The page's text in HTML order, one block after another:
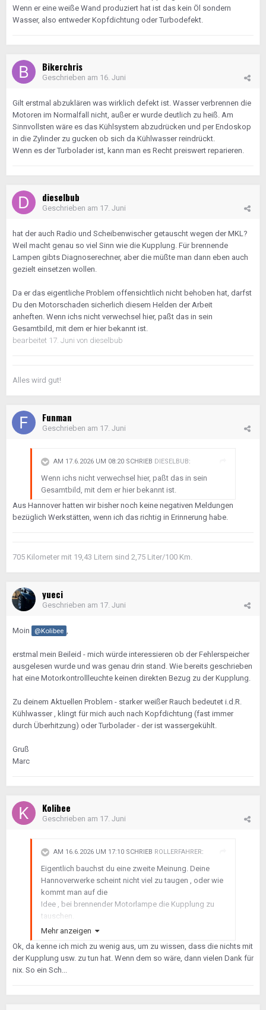
Wenn er eine weiße Wand produziert hat ist das kein Öl sondern
Wasser, also entweder Kopfdichtung oder Turbodefekt.
Bikerchris
Geschrieben am 16. Juni
Gilt erstmal abzuklären was wirklich defekt ist. Wasser verbrennen die
Motoren im Normalfall nicht, außer er wurde deutlich zu heiß. Am
Sinnvollsten wäre es das Kühlsystem abzudrücken und per Endoskop
in die Zylinder zu gucken ob sich da Kühlwasser reindrückt.
Wenn es der Turbolader ist, kann man es Recht preiswert reparieren.
dieselbub
Geschrieben am 17. Juni
hat der auch Radio und Scheibenwischer getauscht wegen der MKL?
Weil macht genau so viel Sinn wie die Kupplung. Für brennende
Lampen gibts Diagnoserechner, aber die müßte man dann eben auch
gezielt einsetzen wollen.
Da er das eigentliche Problem offensichtlich nicht behoben hat, darfst
Du den Motorschaden sicherlich diesem Helden der Arbeit
anheften. Wenn ichs nicht verwechsel hier, paßt das in sein
Gesamtbild, mit dem er hier bekannt ist.
bearbeitet 17. Juni von dieselbub
Alles wird gut!
Funman
Geschrieben am 17. Juni
AM 17.6.2026 UM 08:20 SCHRIEB DIESELBUB:
Wenn ichs nicht verwechsel hier, paßt das in sein
Gesamtbild, mit dem er hier bekannt ist.
Aus Hannover hatten wir bisher noch keine negativen Meldungen
bezüglich Werkstätten, wenn ich das richtig in Erinnerung habe.
705 Kilometer mit 19,43 Litern sind 2,75 Liter/100 Km.
yueci
Geschrieben am 17. Juni
Moin @Kolibee ,
erstmal mein Beileid - mich würde interessieren ob der Fehlerspeicher
ausgelesen wurde und was genau drin stand. Wie bereits geschrieben
hat eine Motorkontrollleuchte keinen direkten Bezug zu der Kupplung.
Zu deinem Aktuellen Problem - starker weißer Rauch bedeutet i.d.R.
Kühlwasser , klingt für mich auch nach Kopfdichtung (fast immer
durch Überhitzung) oder Turbolader - der ist wassergekühlt.
Gruß
Marc
Kolibee
Geschrieben am 17. Juni
AM 16.6.2026 UM 17:10 SCHRIEB ROLLERFAHRER:
Eigentlich bauchst du eine zweite Meinung. Deine
Hannoverwerke scheint nicht viel zu taugen , oder wie
kommt man auf die
Idee , bei brennender Motorlampe die Kupplung zu
tauschen.
Wenn er eine weiße Wand produziert hat ist das kein
Turbodefekt.
Mehr anzeigen
Ok, da kenne ich mich zu wenig aus, um zu wissen, dass die nichts mit
der Kupplung usw. zu tun hat. Wenn dem so wäre, dann vielen Dank für
nix. So ein Sch...